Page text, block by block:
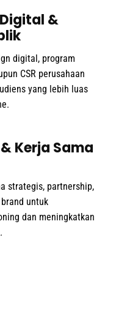
&
digital, program
CSR perusahaan
yang lebih luas
Kerja Sama
strategis, partnership,
untuk
dan meningkatkan